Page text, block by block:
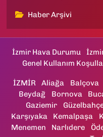
Haber Arşivi
İzmir Hava Durumu
Genel Kullanım
İZMİR Aliağa Balçova
Beydağ
Bornova
Gaziemir
Karşıyaka
Kemalpaşa
Menemen
Narlıdere